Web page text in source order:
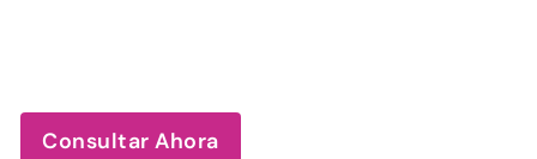
Consultar Ahora